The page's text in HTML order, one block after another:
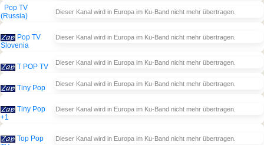
Pop TV
(Russia)
Dieser Kanal wird in Europa im Ku-Band nicht mehr übertragen.
Pop TV
Slovenia
Dieser Kanal wird in Europa im Ku-Band nicht mehr übertragen.
T POP TV Dieser Kanal wird in Europa im Ku-Band nicht mehr übertragen.
Tiny Pop Dieser Kanal wird in Europa im Ku-Band nicht mehr übertragen.
Tiny Pop
+1
Dieser Kanal wird in Europa im Ku-Band nicht mehr übertragen.
Top Pop
Dieser Kanal wird in Europa im Ku-Band nicht mehr übertragen.